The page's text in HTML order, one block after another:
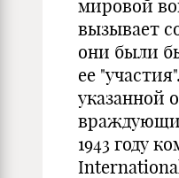
мировой
вызывает
они были
ее
указанной
1943 году